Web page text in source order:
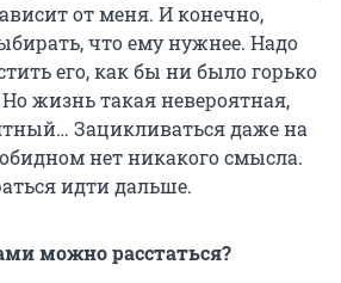
от меня. И конечно,
что ему нужнее. Надо
его, как бы ни было горько
жизнь такая невероятная,
Зацикливаться даже на
нет никакого смысла.
идти дальше.
можно расстаться?